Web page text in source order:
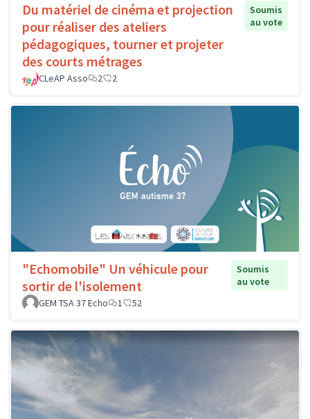
Du matériel de cinéma et projection
pour réaliser des ateliers
pédagogiques, tourner et projeter
des courts métrages
Soumis
au vote
CLeAP Asso 2 2
"Echomobile" Un véhicule pour
sortir de l'isolement
Soumis
au vote
GEM TSA 37 Echo
1 52